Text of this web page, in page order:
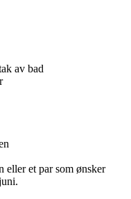
av bad
eller et par som ønsker